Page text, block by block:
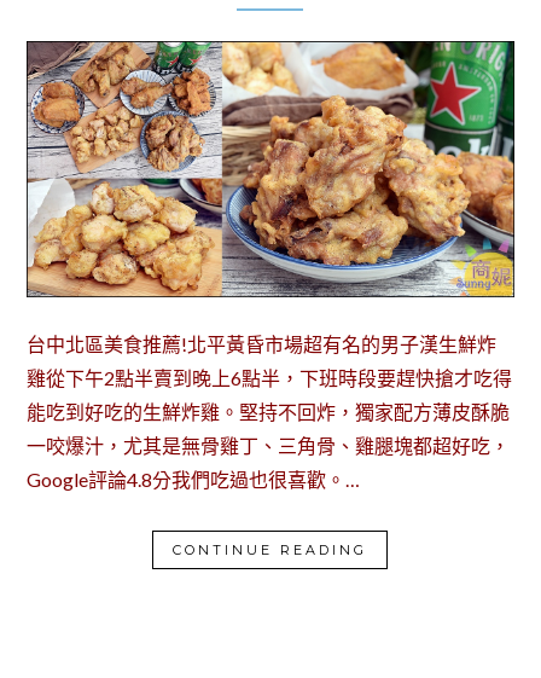
台中北區美食推薦!北平黃昏市場超有名的男子漢生鮮炸
雞從下午2點半賣到晚上6點半，下班時段要趕快搶才吃得
能吃到好吃的生鮮炸雞。堅持不回炸，獨家配方薄皮酥脆
一咬爆汁，尤其是無骨雞丁、三角骨、雞腿塊都超好吃，
Google評論4.8分我們吃過也很喜歡。…
CONTINUE READING